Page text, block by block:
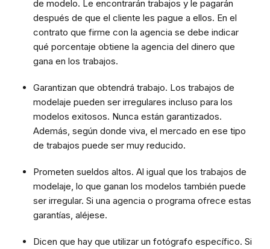
de modelo. Le encontrarán trabajos y le pagarán
después de que el cliente les pague a ellos. En el
contrato que firme con la agencia se debe indicar
qué porcentaje obtiene la agencia del dinero que
gana en los trabajos.
Garantizan que obtendrá trabajo. Los trabajos de
modelaje pueden ser irregulares incluso para los
modelos exitosos. Nunca están garantizados.
Además, según donde viva, el mercado en ese tipo
de trabajos puede ser muy reducido.
Prometen sueldos altos. Al igual que los trabajos de
modelaje, lo que ganan los modelos también puede
ser irregular. Si una agencia o programa ofrece estas
garantías, aléjese.
Dicen que hay que utilizar un fotógrafo específico. Si